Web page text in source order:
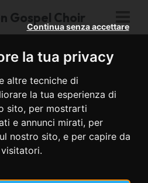
la tua privacy
altre tecniche di
la tua esperienza di
sito, per mostrarti
e annunci mirati, per
nostro sito, e per capire da
Continua senza accettare
Gospel Choir